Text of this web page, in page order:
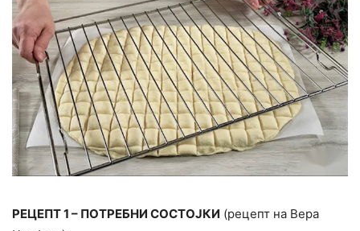
РЕЦЕПТ 1 – ПОТРЕБНИ СОСТОЈКИ (рецепт на Вера